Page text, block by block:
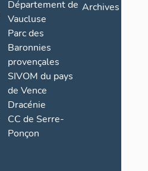
Département de
Vaucluse
Parc des
Baronnies
provençales
SIVOM du pays
de Vence
Dracénie
CC de Serre-
Ponçon
Archives